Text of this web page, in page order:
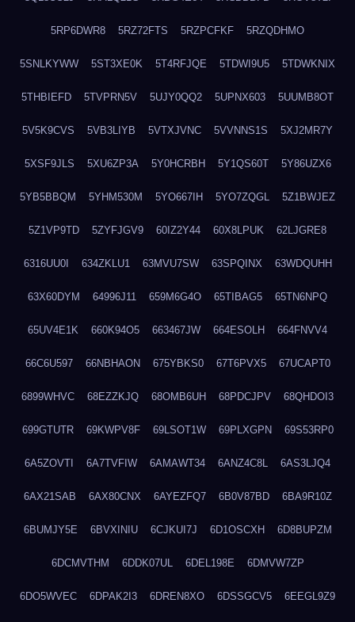
5RP6DWR8 5RZ72FTS 5RZPCFKF 5RZQDHMO
5SNLKYWW 5ST3XE0K 5T4RFJQE 5TDWI9U5 5TDWKNIX
5THBIEFD 5TVPRN5V 5UJY0QQ2 5UPNX603 5UUMB8OT
5V5K9CVS 5VB3LIYB 5VTXJVNC 5VVNNS1S 5XJ2MR7Y
5XSF9JLS 5XU6ZP3A 5Y0HCRBH 5Y1QS60T 5Y86UZX6
5YB5BBQM 5YHM530M 5YO667IH 5YO7ZQGL 5Z1BWJEZ
5Z1VP9TD 5ZYFJGV9 60IZ2Y44 60X8LPUK 62LJGRE8
6316UU0I 634ZKLU1 63MVU7SW 63SPQINX 63WDQUHH
63X60DYM 64996J11 659M6G4O 65TIBAG5 65TN6NPQ
65UV4E1K 660K94O5 663467JW 664ESOLH 664FNVV4
66C6U597 66NBHAON 675YBKS0 67T6PVX5 67UCAPT0
6899WHVC 68EZZKJQ 68OMB6UH 68PDCJPV 68QHDOI3
699GTUTR 69KWPV8F 69LSOT1W 69PLXGPN 69S53RP0
6A5ZOVTI 6A7TVFIW 6AMAWT34 6ANZ4C8L 6AS3LJQ4
6AX21SAB 6AX80CNX 6AYEZFQ7 6B0V87BD 6BA9R10Z
6BUMJY5E 6BVXINIU 6CJKUI7J 6D1OSCXH 6D8BUPZM
6DCMVTHM 6DDK07UL 6DEL198E 6DMVW7ZP
6DO5WVEC 6DPAK2I3 6DREN8XO 6DSSGCV5 6EEGL9Z9